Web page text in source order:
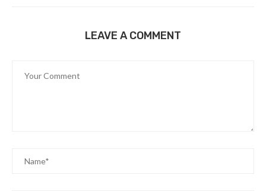
LEAVE A COMMENT